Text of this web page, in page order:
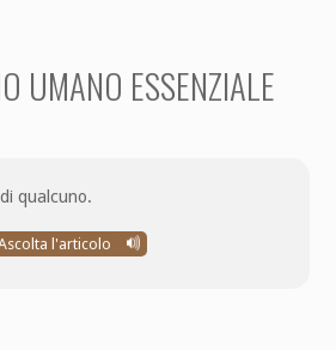
UMANO ESSENZIALE
qualcuno.
l'articolo